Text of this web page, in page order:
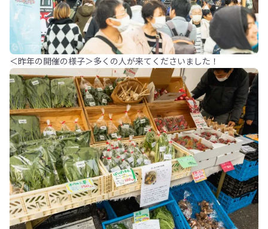
＜昨年の開催の様子＞多くの人が来てくださいました！